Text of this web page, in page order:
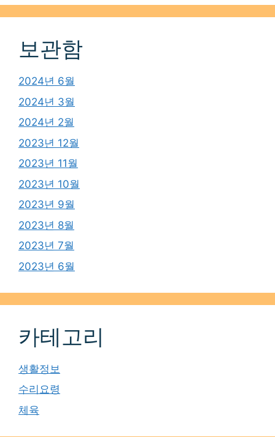
보관함
2024년 6월
2024년 3월
2024년 2월
2023년 12월
2023년 11월
2023년 10월
2023년 9월
2023년 8월
2023년 7월
2023년 6월
카테고리
생활정보
수리요령
체육